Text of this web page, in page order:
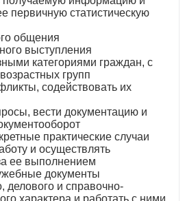
первичную статистическую
общения
выступления
категориями граждан, с
групп
содействовать их
вести документацию и
практические случаи
и осуществлять
ее выполнением
документы
делового и справочно-